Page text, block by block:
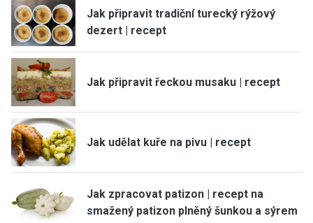
Jak připravit tradiční turecký rýžový
dezert | recept
Jak připravit řeckou musaku | recept
Jak udělat kuře na pivu | recept
Jak zpracovat patizon | recept na
smažený patizon plněný šunkou a sýrem